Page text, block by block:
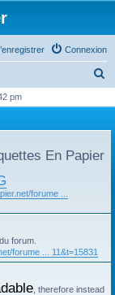
Connexion
h
pm
En Papier
forume ...
forum.
forume ... 11&t=15831
, therefore instead